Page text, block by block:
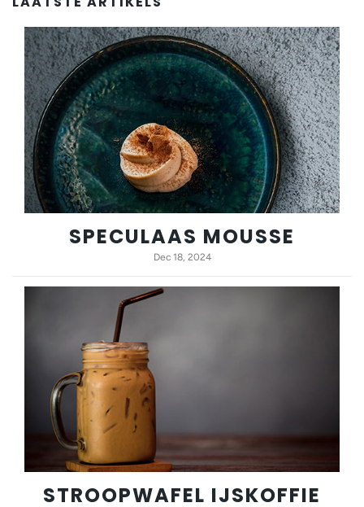
SPECULAAS MOUSSE
Dec 18, 2024
STROOPWAFEL IJSKOFFIE